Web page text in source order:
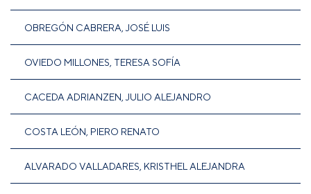
OBREGÓN CABRERA, JOSÉ LUIS
OVIEDO MILLONES, TERESA SOFÍA
CACEDA ADRIANZEN, JULIO ALEJANDRO
COSTA LEÓN, PIERO RENATO
ALVARADO VALLADARES, KRISTHEL ALEJANDRA